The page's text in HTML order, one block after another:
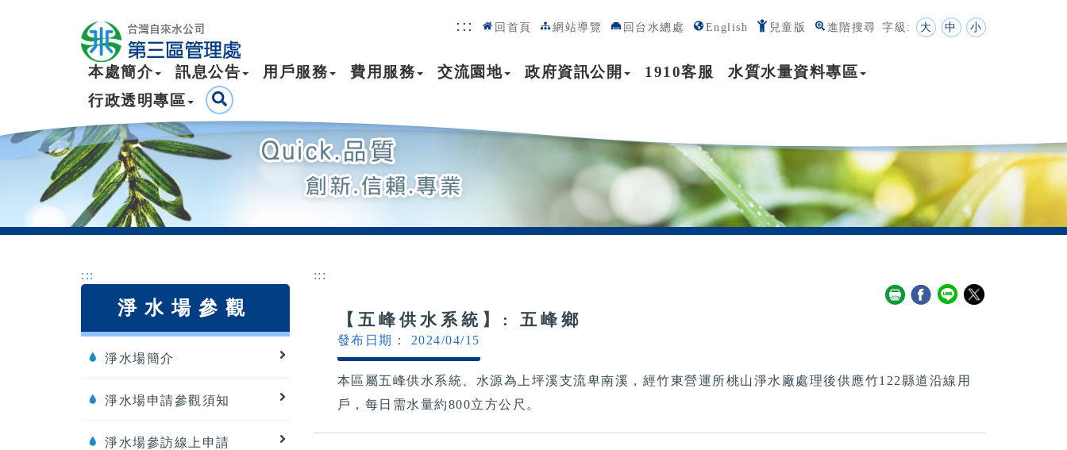
::: 回首頁 網站導覽 回台水總處 English 兒童版 進階搜尋 字級: 大 中 小
本處簡介 訊息公告 用戶服務 費用服務 交流園地 政府資訊公開 1910客服
水質水量資料專區
行政透明專區
:::
淨水場參觀
淨水場簡介
淨水場申請參觀須知
淨水場參訪線上申請
:::
【五峰供水系統】: 五峰鄉
發布日期： 2024/04/15
本區屬五峰供水系統、水源為上坪溪支流卑南溪，經竹東營運所桃山淨水廠處理後供應竹122縣道沿線用
戶，每日需水量約800立方公尺。